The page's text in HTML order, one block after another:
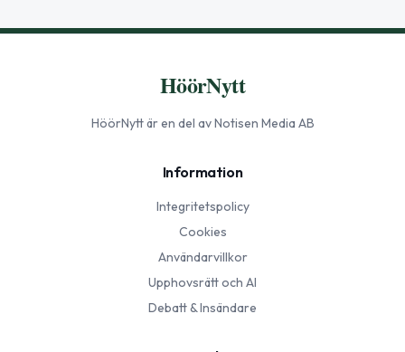
HöörNytt
HöörNyttär en del av Notisen Media AB
Information
Integritetspolicy
Cookies
Användarvillkor
Upphovsrätt och AI
Debatt & Insändare